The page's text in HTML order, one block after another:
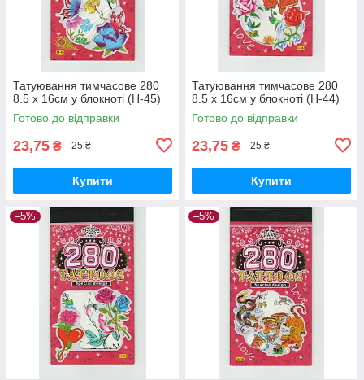
Татуювання тимчасове 280
8.5 х 16см у блокноті (H-45)
Готово до відправки
23,75 ₴ 25 ₴
Купити
Татуювання тимчасове 280
8.5 х 16см у блокноті (H-44)
Готово до відправки
23,75 ₴ 25 ₴
Купити
–5% –5%